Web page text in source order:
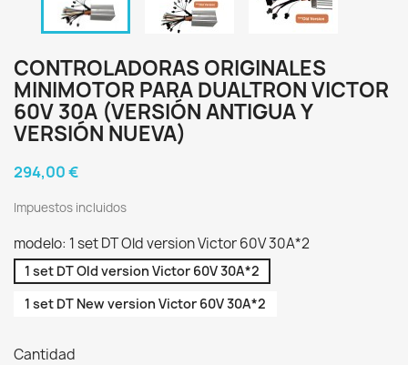
CONTROLADORAS ORIGINALES
MINIMOTOR PARA DUALTRON VICTOR
60V 30A (VERSIÓN ANTIGUA Y
VERSIÓN NUEVA)
294,00 €
Impuestos incluidos
modelo: 1 set DT Old version Victor 60V 30A*2
1 set DT Old version Victor 60V 30A*2
1 set DT New version Victor 60V 30A*2
Cantidad